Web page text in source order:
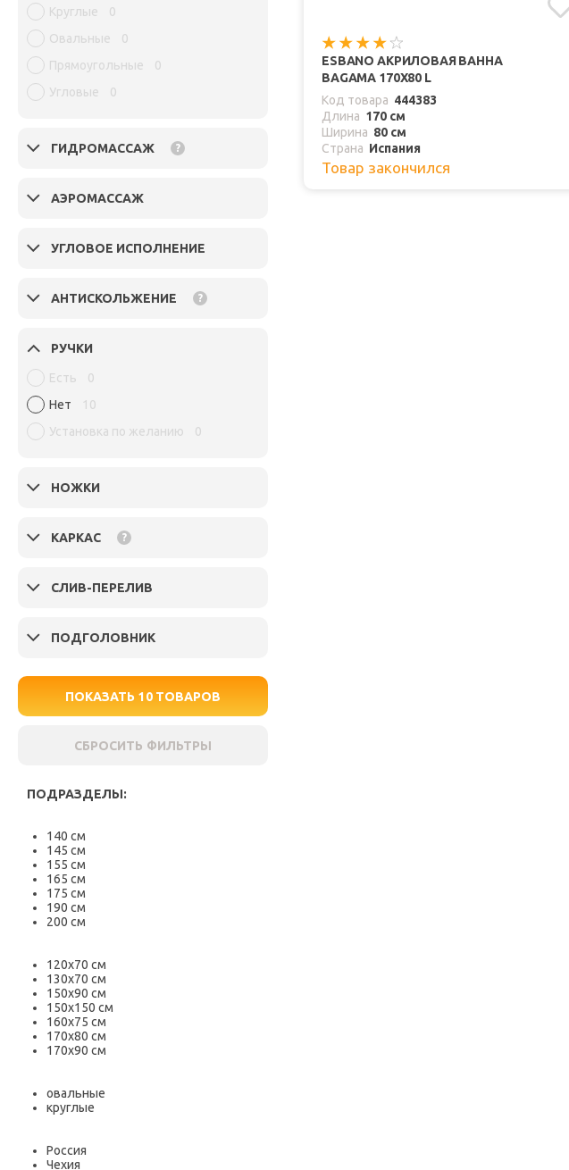
Круглые
0
Овальные
0
Прямоугольные
0
Угловые
0
ГИДРОМАССАЖ ?
АЭРОМАССАЖ
УГЛОВОЕ ИСПОЛНЕНИЕ
АНТИСКОЛЬЖЕНИЕ ?
РУЧКИ
Есть
0
Нет
10
Установка по желанию
0
НОЖКИ
КАРКАС ?
СЛИВ-ПЕРЕЛИВ
ПОДГОЛОВНИК
ПОКАЗАТЬ 10 ТОВАРОВ
СБРОСИТЬ ФИЛЬТРЫ
ПОДРАЗДЕЛЫ:
140 см
145 см
155 см
165 см
175 см
190 см
200 см
120х70 см
130х70 см
150х90 см
150х150 см
160х75 см
170х80 см
170х90 см
овальные
круглые
Россия
Чехия
ESBANO АКРИЛОВАЯ ВАННА
BAGAMA 170X80 L
Код товара 444383
Длина 170 см
Ширина 80 см
Страна Испания
Товар закончился